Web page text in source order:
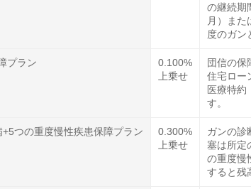
の継続期
月）また
度のガン
プラン
0.100%
上乗せ
団信の保
住宅ロー
医療特約
す。
+5つの重度慢性疾患保障プラン
0.300%
上乗せ
ガンの診
塞は所定
の重度慢
すると残